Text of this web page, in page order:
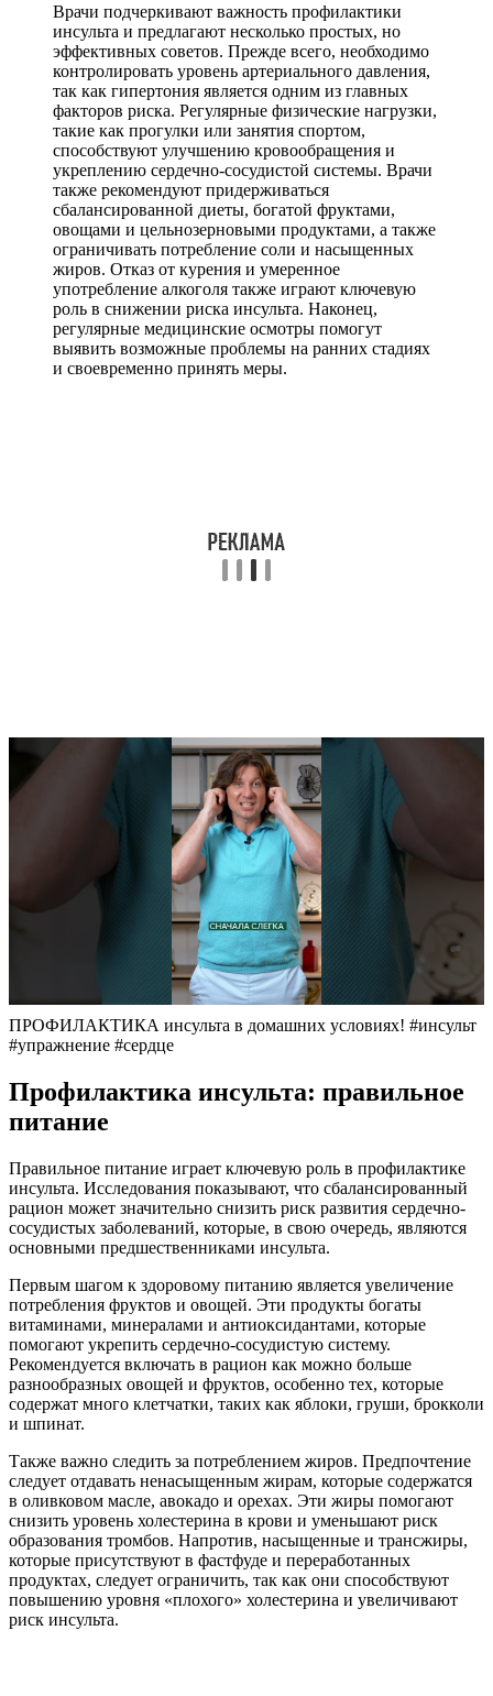
Врачи подчеркивают важность профилактики
инсульта и предлагают несколько простых, но
эффективных советов. Прежде всего, необходимо
контролировать уровень артериального давления,
так как гипертония является одним из главных
факторов риска. Регулярные физические нагрузки,
такие как прогулки или занятия спортом,
способствуют улучшению кровообращения и
укреплению сердечно-сосудистой системы. Врачи
также рекомендуют придерживаться
сбалансированной диеты, богатой фруктами,
овощами и цельнозерновыми продуктами, а также
ограничивать потребление соли и насыщенных
жиров. Отказ от курения и умеренное
употребление алкоголя также играют ключевую
роль в снижении риска инсульта. Наконец,
регулярные медицинские осмотры помогут
выявить возможные проблемы на ранних стадиях
и своевременно принять меры.
ПРОФИЛАКТИКА инсульта в домашних условиях! #инсульт
#упражнение #сердце
Профилактика инсульта: правильное
питание
Правильное питание играет ключевую роль в профилактике
инсульта. Исследования показывают, что сбалансированный
рацион может значительно снизить риск развития сердечно-
сосудистых заболеваний, которые, в свою очередь, являются
основными предшественниками инсульта.
Первым шагом к здоровому питанию является увеличение
потребления фруктов и овощей. Эти продукты богаты
витаминами, минералами и антиоксидантами, которые
помогают укрепить сердечно-сосудистую систему.
Рекомендуется включать в рацион как можно больше
разнообразных овощей и фруктов, особенно тех, которые
содержат много клетчатки, таких как яблоки, груши, брокколи
и шпинат.
Также важно следить за потреблением жиров. Предпочтение
следует отдавать ненасыщенным жирам, которые содержатся
в оливковом масле, авокадо и орехах. Эти жиры помогают
снизить уровень холестерина в крови и уменьшают риск
образования тромбов. Напротив, насыщенные и трансжиры,
которые присутствуют в фастфуде и переработанных
продуктах, следует ограничить, так как они способствуют
повышению уровня «плохого» холестерина и увеличивают
риск инсульта.